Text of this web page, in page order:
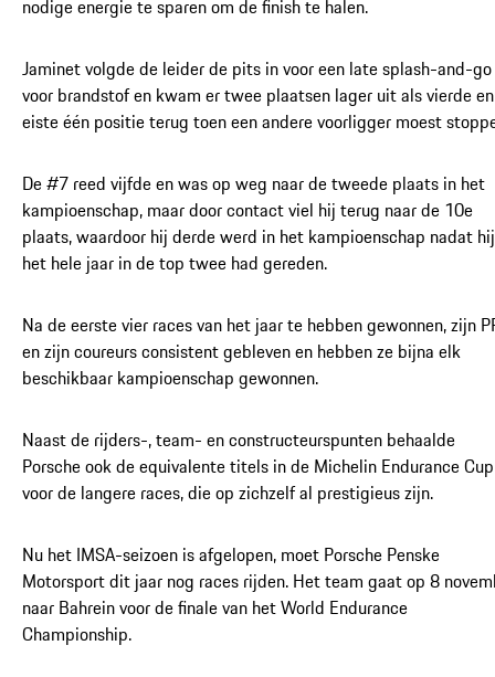
nodige energie te sparen om de finish te halen.
Jaminet volgde de leider de pits in voor een late splash-and-go
voor brandstof en kwam er twee plaatsen lager uit als vierde en
eiste één positie terug toen een andere voorligger moest
De #7 reed vijfde en was op weg naar de tweede plaats in het
kampioenschap, maar door contact viel hij terug naar de 10e
plaats, waardoor hij derde werd in het kampioenschap nadat hij
het hele jaar in de top twee had gereden.
Na de eerste vier races van het jaar te hebben gewonnen, zijn
en zijn coureurs consistent gebleven en hebben ze bijna elk
beschikbaar kampioenschap gewonnen.
Naast de rijders-, team- en constructeurspunten behaalde
Porsche ook de equivalente titels in de Michelin Endurance Cup
voor de langere races, die op zichzelf al prestigieus zijn.
Nu het IMSA-seizoen is afgelopen, moet Porsche Penske
Motorsport dit jaar nog races rijden. Het team gaat op 8
naar Bahrein voor de finale van het World Endurance
Championship.